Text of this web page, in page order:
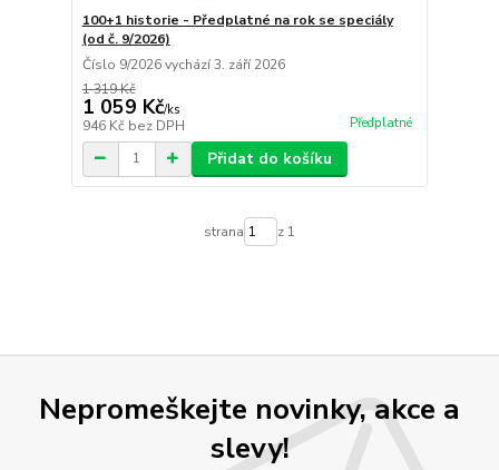
100+1 historie - Předplatné na rok se speciály
(od č. 9/2026)
Číslo 9/2026 vychází 3. září 2026
1 319 Kč
1 059 Kč/ks
946 Kč bez DPH Předplatné
Přidat do košíku
strana z 1
Nepromeškejte novinky, akce a
slevy!